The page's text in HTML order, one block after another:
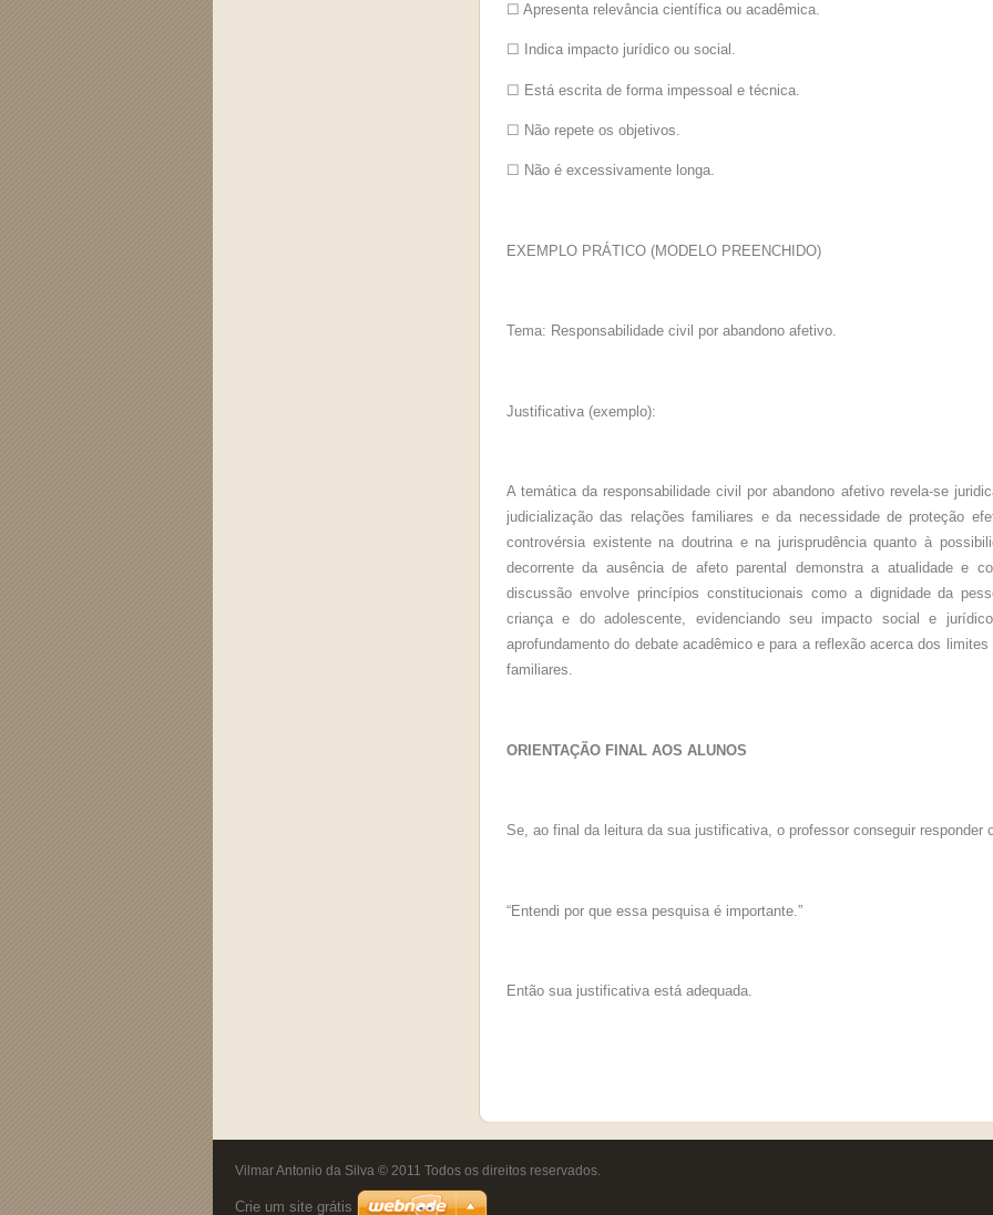
☐ Apresenta relevância científica ou acadêmica.
☐ Indica impacto jurídico ou social.
☐ Está escrita de forma impessoal e técnica.
☐ Não repete os objetivos.
☐ Não é excessivamente longa.
EXEMPLO PRÁTICO (MODELO PREENCHIDO)
Tema: Responsabilidade civil por abandono afetivo.
Justificativa (exemplo):
A temática da responsabilidade civil por abandono afetivo revela-se
judicialização das relações familiares e da necessidade de proteção
controvérsia existente na doutrina e na jurisprudência quanto à
decorrente da ausência de afeto parental demonstra a atualidade e
discussão envolve princípios constitucionais como a dignidade da
criança e do adolescente, evidenciando seu impacto social e
aprofundamento do debate acadêmico e para a reflexão acerca dos
familiares.
ORIENTAÇÃO FINAL AOS ALUNOS
Se, ao final da leitura da sua justificativa, o professor conseguir responder
“Entendi por que essa pesquisa é importante.”
Então sua justificativa está adequada.
Vilmar Antonio da Silva © 2011 Todos os direitos reservados.
Crie um site grátis